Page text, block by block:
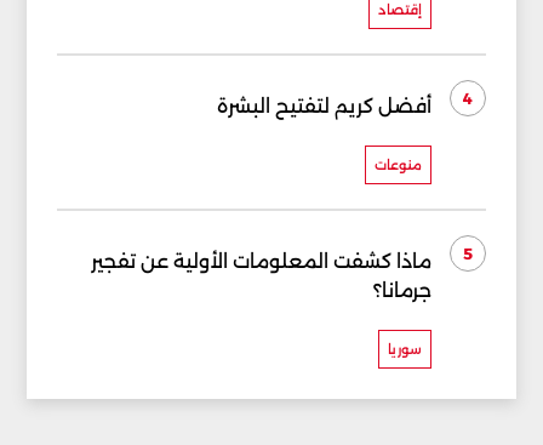
إقتصاد
4 أفضل كريم لتفتيح البشرة
منوعات
5
ماذا كشفت المعلومات الأولية عن تفجير
جرمانا؟
سوريا